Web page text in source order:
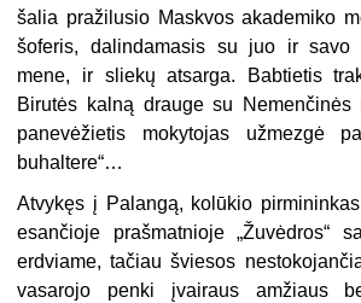
šalia pražilusio Maskvos akademiko
šoferis, dalindamasis su juo ir savo
mene, ir sliekų atsarga. Babtietis
Birutės kalną drauge su Nemenčinės
panevėžietis mokytojas užmezgė
buhaltere“…
Atvykęs į Palangą, kolūkio
esančioje prašmatnioje „Žuvėdros“
erdviame, tačiau šviesos
vasarojo penki įvairaus amžiaus